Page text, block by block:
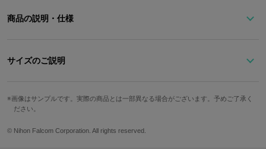
商品の説明・仕様
屋》ヴァン・アークライドの軌跡を刻んだ一本。
得られるようカスタマイズ。右半分は「ザイファカバー」を大胆に
デザイン。
ムホロウ《メア》を配置。
サイズのご説明
文字盤縦 文字盤横 ケース縦 ケース横
画像はサンプルです。実際の商品とは一部異なる場合がございます。予めご了承く
ださい。
© Nihon Falcom Corporation. All rights reserved.